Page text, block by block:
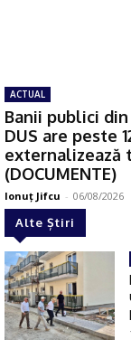
ACTUAL
Banii publici
DUS are peste
externalizează
(DOCUMENTE)
Ionuţ Jifcu - 06/08/2026
Alte Știri